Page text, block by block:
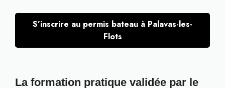
S’inscrire au permis bateau à Palavas-les-
Flots
La formation pratique validée par le